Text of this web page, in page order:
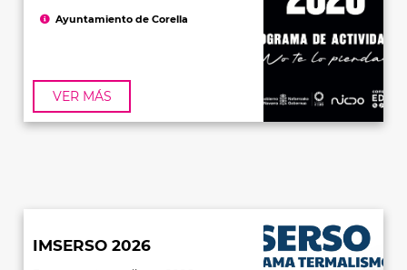
VER MÁS
Ayuntamiento de Corella
IMSERSO 2026